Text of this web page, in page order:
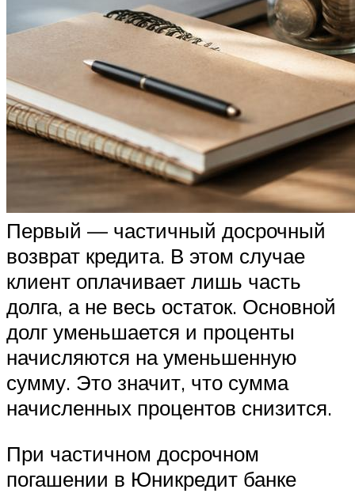
Первый — частичный досрочный
возврат кредита. В этом случае
клиент оплачивает лишь часть
долга, а не весь остаток. Основной
долг уменьшается и проценты
начисляются на уменьшенную
сумму. Это значит, что сумма
начисленных процентов снизится.
При частичном досрочном
погашении в Юникредит банке